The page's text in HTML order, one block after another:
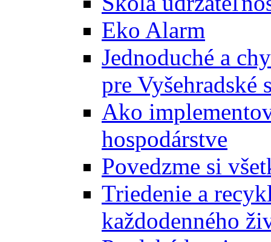
Eko Alarm
Jednoduché a
pre Vyšehradské
Ako
hospodárstve
Povedzme si
Triedenie a
každodenného